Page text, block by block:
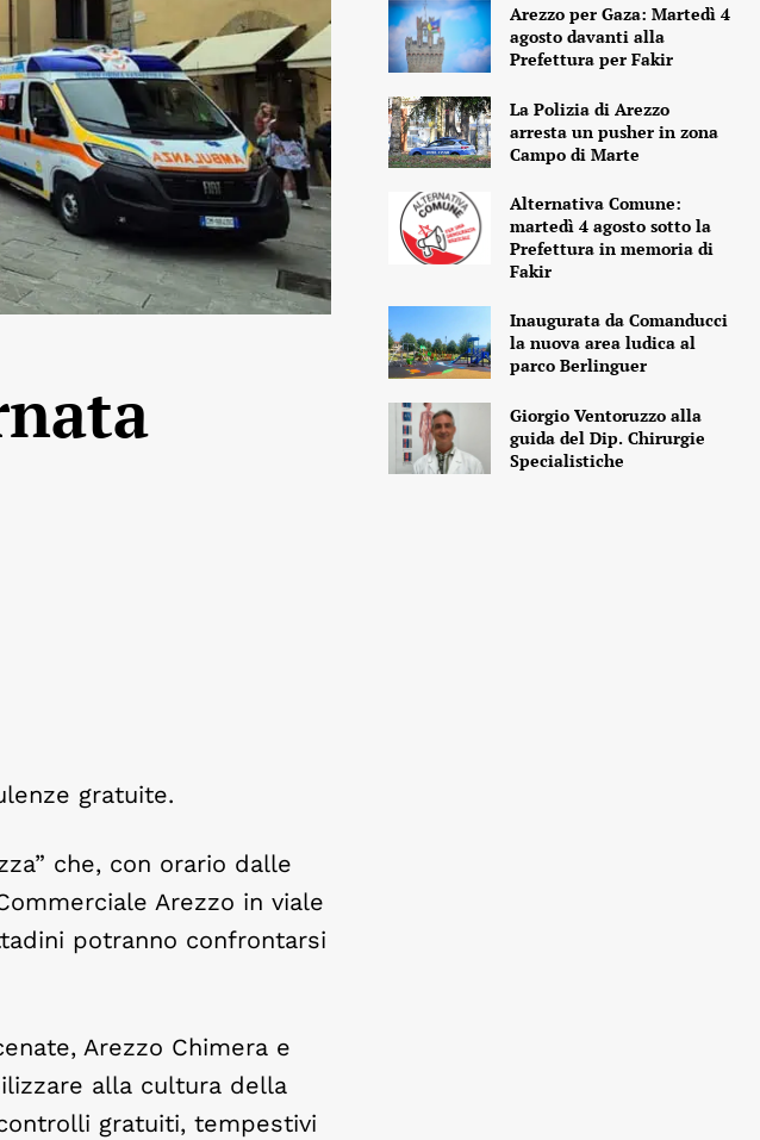
gratuite.
che, con orario dalle
Arezzo in viale
potranno confrontarsi
Arezzo Chimera e
alla cultura della
gratuiti, tempestivi
Arezzo per Gaza: Martedì 4
agosto davanti alla
Prefettura per Fakir
La Polizia di Arezzo
arresta un pusher in zona
Campo di Marte
Alternativa Comune:
martedì 4 agosto sotto la
Prefettura in memoria di
Fakir
Inaugurata da Comanducci
la nuova area ludica al
parco Berlinguer
Giorgio Ventoruzzo alla
guida del Dip. Chirurgie
Specialistiche